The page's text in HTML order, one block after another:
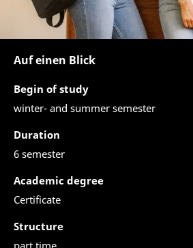
Auf einen Blick
Begin of study
winter- and summer semester
Duration
6 semester
Academic degree
Certificate
Structure